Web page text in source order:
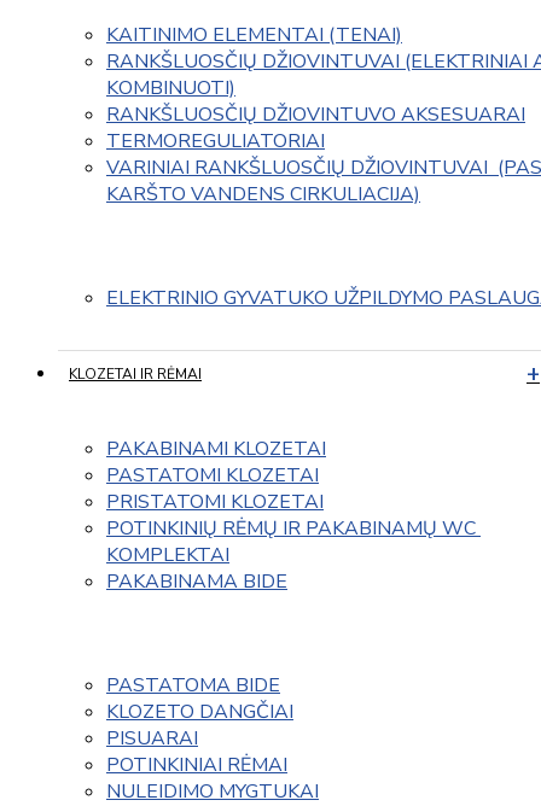
KAITINIMO ELEMENTAI (TENAI)
RANKŠLUOSČIŲ DŽIOVINTUVAI (ELEKTRINIAI
KOMBINUOTI)
RANKŠLUOSČIŲ DŽIOVINTUVO AKSESUARAI
TERMOREGULIATORIAI
VARINIAI RANKŠLUOSČIŲ DŽIOVINTUVAI
KARŠTO VANDENS CIRKULIACIJA)
ELEKTRINIO GYVATUKO UŽPILDYMO
KLOZETAI IR RĖMAI
PAKABINAMI KLOZETAI
PASTATOMI KLOZETAI
PRISTATOMI KLOZETAI
POTINKINIŲ RĖMŲ IR PAKABINAMŲ WC
KOMPLEKTAI
PAKABINAMA BIDE
PASTATOMA BIDE
KLOZETO DANGČIAI
PISUARAI
POTINKINIAI RĖMAI
NULEIDIMO MYGTUKAI